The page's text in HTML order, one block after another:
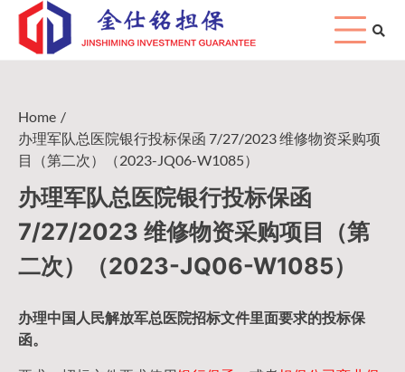
Skip
content
Home
办理军队总医院银行投标保函 7/27/2023 维修物资采购项
目（第二次）（2023-JQ06-W1085）
办理军队总医院银行投标保函
7/27/2023 维修物资采购项目（第
二次）（2023-JQ06-W1085）
办理中国人民解放军总医院招标文件里面要求的投标保
函。